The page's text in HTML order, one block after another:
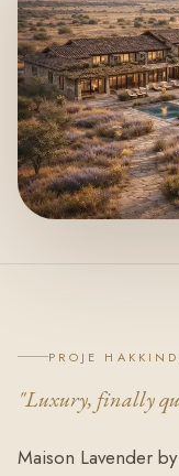
PROJE
"Luxury, finally
Maison Lavender